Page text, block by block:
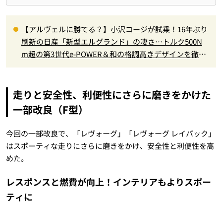
【アルヴェルに勝てる？】小沢コージが試乗！16年ぶり
刷新の日産「新型エルグランド」の凄さ…トルク500N
m超の第3世代e-POWER＆和の格調高きデザインを徹底
走りと安全性、利便性にさらに磨きをかけた
一部改良（F型）
今回の一部改良で、「レヴォーグ」「レヴォーグ レイバック」
はスポーティな走りにさらに磨きをかけ、安全性と利便性を高
めた。
レスポンスと燃費が向上！インテリアもよりスポー
ティに